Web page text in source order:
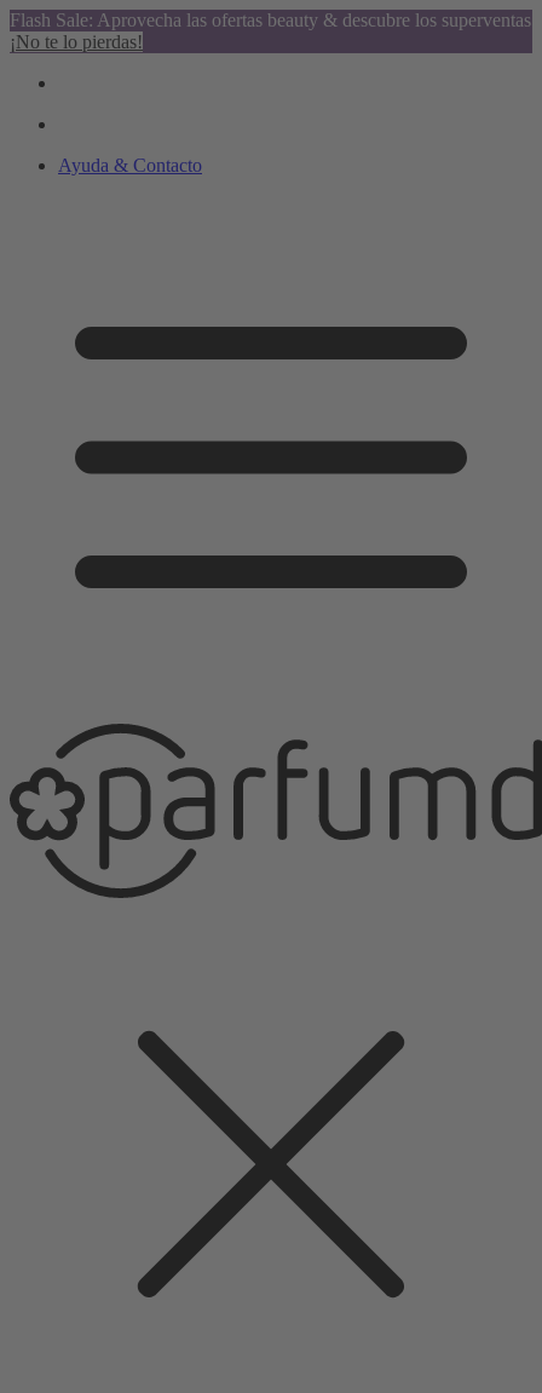
Flash Sale: Aprovecha las ofertas beauty & descubre los superventas
¡No te lo pierdas!
Ayuda & Contacto